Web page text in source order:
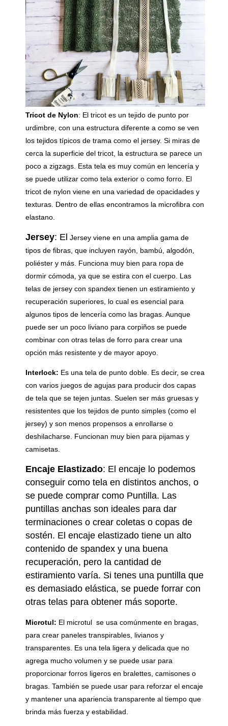
Tricot de Nylon: El tricot es un tejido de punto por
urdimbre, con una estructura diferente a como se ven
los tejidos típicos de trama como el jersey. Si miras de
cerca la superficie del tricot, la estructura se parece un
poco a zigzags. Esta tela es muy común en lencería y
se puede utilizar como tela exterior o como forro. El
tricot de nylon viene en una variedad de opacidades y
texturas. Dentro de ellas encontramos la microfibra con
elastano.
Jersey: El Jersey viene en una amplia gama de
tipos de fibras, que incluyen rayón, bambú, algodón,
poliéster y más. Funciona muy bien para ropa de
dormir cómoda, ya que se estira con el cuerpo. Las
telas de jersey con spandex tienen un estiramiento y
recuperación superiores, lo cual es esencial para
algunos tipos de lencería como las bragas. Aunque
puede ser un poco liviano para corpiños se puede
combinar con otras telas de forro para crear una
opción más resistente y de mayor apoyo.
Interlock: Es una tela de punto doble. Es decir, se crea
con varios juegos de agujas para producir dos capas
de tela que se tejen juntas. Suelen ser más gruesas y
resistentes que los tejidos de punto simples (como el
jersey) y son menos propensos a enrollarse o
deshilacharse. Funcionan muy bien para pijamas y
camisetas.
Encaje Elastizado: El encaje lo podemos
conseguir como tela en distintos anchos, o
se puede comprar como Puntilla. Las
puntillas anchas son ideales para dar
terminaciones o crear coletas o copas de
sostén. El encaje elastizado tiene un alto
contenido de spandex y una buena
recuperación, pero la cantidad de
estiramiento varía. Si tenes una puntilla que
es demasiado elástica, se puede forrar con
otras telas para obtener más soporte.
Microtul: El microtul se usa comúnmente en bragas,
para crear paneles transpirables, livianos y
transparentes. Es una tela ligera y delicada que no
agrega mucho volumen y se puede usar para
proporcionar forros ligeros en bralettes, camisones o
bragas. También se puede usar para reforzar el encaje
y mantener una apariencia transparente al tiempo que
brinda más fuerza y ​​estabilidad.